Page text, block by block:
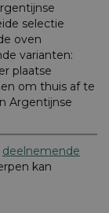
selectie
oven
varianten:
plaatse
om thuis af te
Argentijnse
deelnemende
kan